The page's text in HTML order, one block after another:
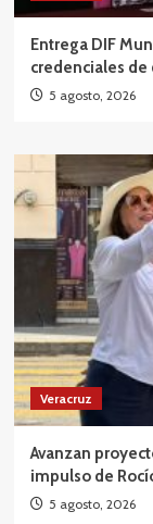
Entrega DIF
credenciales de
5 agosto, 2026
Veracruz
Avanzan
impulso de
5 agosto, 2026